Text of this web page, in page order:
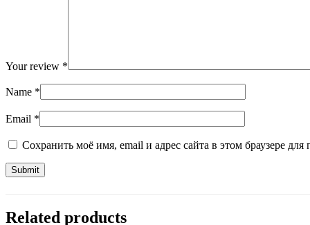
Your review *
Name *
Email *
Сохранить моё имя, email и адрес сайта в этом браузере
Related products